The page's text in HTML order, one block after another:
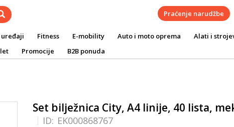
Praćenje narudžbe
uređaji Fitness E-mobility Auto i moto oprema Alati i
Promocije B2B ponuda
Set bilježnica City, A4 linije, 40 lista,
ID: EK000868767